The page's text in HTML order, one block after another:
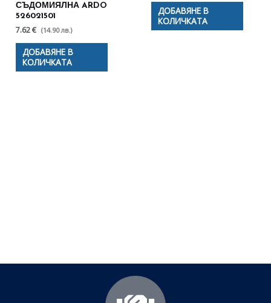
СЪДОМИЯЛНА ARDO
526021501
7.62 € (14.90 лв.)
ДОБАВЯНЕ В
КОЛИЧКАТА
ДОБАВЯНЕ В
КОЛИЧКАТА